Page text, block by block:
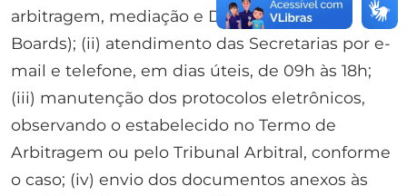
arbitragem, mediação e DRBs (Dispute
Boards); (ii) atendimento das Secretarias por e-
mail e telefone, em dias úteis, de 09h às 18h;
(iii) manutenção dos protocolos eletrônicos,
observando o estabelecido no Termo de
Arbitragem ou pelo Tribunal Arbitral, conforme
o caso; (iv) envio dos documentos anexos às